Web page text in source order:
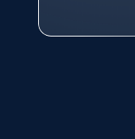
X (formerly